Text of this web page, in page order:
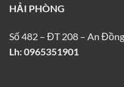
HẢI PHÒNG
Số 482 – ĐT 208 – An
Lh: 0965351901